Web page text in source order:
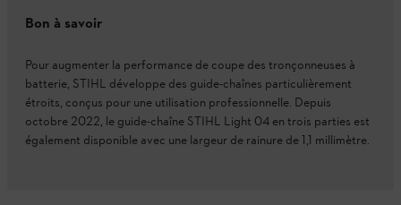
Bon à savoir
Pour augmenter la performance de coupe des tronçonneuses à
batterie, STIHL développe des guide-chaînes particulièrement
étroits, conçus pour une utilisation professionnelle. Depuis
octobre 2022, le guide-chaîne STIHL Light 04 en trois parties est
également disponible avec une largeur de rainure de 1,1 millimètre.